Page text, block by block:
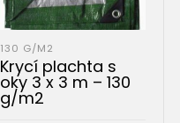
130 G/M2
Krycí plachta s
oky 3 x 3 m – 130
g/m2